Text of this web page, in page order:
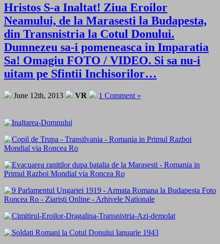
Hristos S-a Inaltat! Ziua Eroilor
Neamului, de la Marasesti la Budapesta,
din Transnistria la Cotul Donului.
Dumnezeu sa-i pomeneasca in Imparatia
Sa! Omagiu FOTO / VIDEO. Si sa nu-i
uitam pe Sfintii Inchisorilor…
June 12th, 2013 VR 1 Comment »